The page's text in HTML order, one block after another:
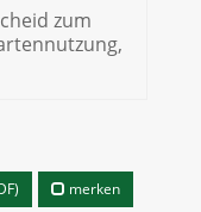
zum
merken